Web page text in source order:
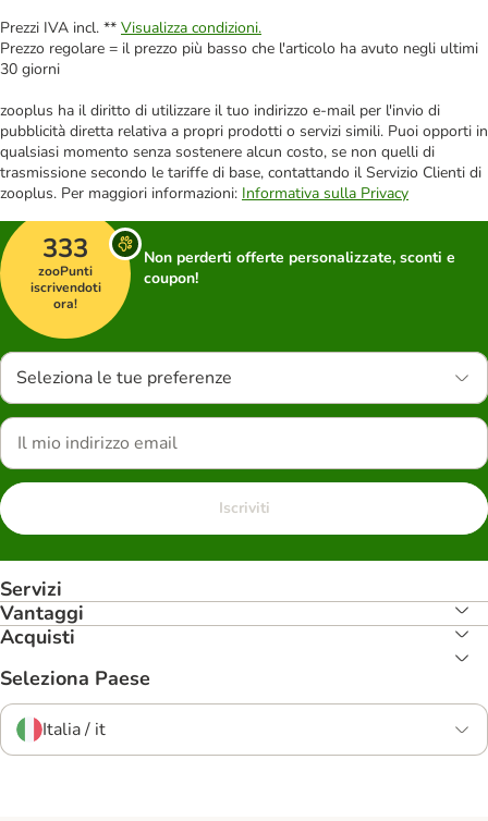
Prezzi IVA incl. ** Visualizza condizioni.
Prezzo regolare = il prezzo più basso che l'articolo ha avuto negli ultimi
30 giorni
zooplus ha il diritto di utilizzare il tuo indirizzo e-mail per l'invio di
pubblicità diretta relativa a propri prodotti o servizi simili. Puoi opporti in
qualsiasi momento senza sostenere alcun costo, se non quelli di
trasmissione secondo le tariffe di base, contattando il Servizio Clienti di
zooplus. Per maggiori informazioni: Informativa sulla Privacy
333
zooPunti
iscrivendoti
ora!
Non perderti offerte personalizzate, sconti e
coupon!
Seleziona le tue preferenze
Iscriviti
Servizi
Vantaggi
Acquisti
Seleziona Paese
Italia / it